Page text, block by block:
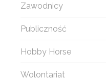
Zawodnicy
Publiczność
Hobby Horse
Wolontariat